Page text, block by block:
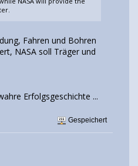
Fahren und Bohren
NASA soll Träger und
Erfolgsgeschichte ...
Gespeichert